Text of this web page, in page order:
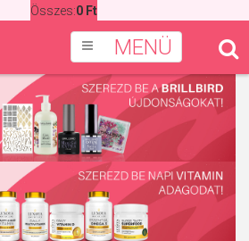
Összes:0 Ft
MENÜ